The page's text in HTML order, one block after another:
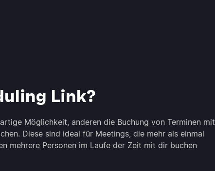
Link?
Möglichkeit, anderen die Buchung von Terminen mit
Diese sind ideal für Meetings, die mehr als einmal
mehrere Personen im Laufe der Zeit mit dir buchen